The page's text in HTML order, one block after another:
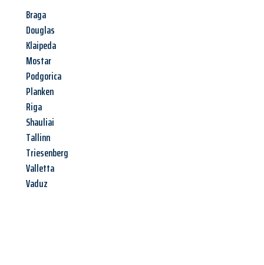
Braga
Douglas
Klaipeda
Mostar
Podgorica
Planken
Riga
Shauliai
Tallinn
Triesenberg
Valletta
Vaduz